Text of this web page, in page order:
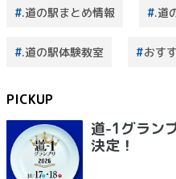
.道の駅まとめ情報 .道
.道の駅体験教室 おす
PICKUP
道-1グラン
決定！